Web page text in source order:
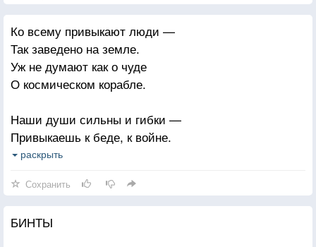
Этот голос с акцентом – замедленный, низкий
А потом бормотание телефонистки:
- Почему вы молчите, Москва, почему?
Отвечайте, алло! – Что ответить ему?
Что на чудо надеяться перестала,
Ничего не хочу, никого не виню,
Что в остывшей золе не воскреснуть огню?
Только вслух разве вымолвишь эти слова?
И молчала, молчала, молчала Москва.
Ко всему привыкают люди —
Так заведено на земле.
Уж не думают как о чуде
О космическом корабле.
Наши души сильны и гибки —
Привыкаешь к беде, к войне.
Только к чуду твоей улыбки
раскрыть
Сохранить
БИНТЫ